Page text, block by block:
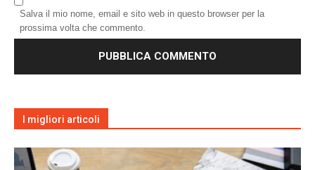
Salva il mio nome, email e sito web in questo browser per la
prossima volta che commento.
I migliori articoli